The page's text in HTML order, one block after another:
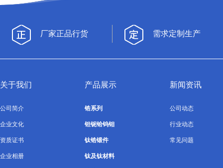
厂家正品行货 需求定制生产
关于我们
公司简介
企业文化
资质证书
企业相册
产品展示
锆系列
钽铌铪钨钼
钛锆锻件
钛及钛材料
新闻资讯
公司动态
行业动态
常见问题